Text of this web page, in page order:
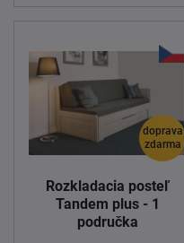
doprava
zdarma
Rozkladacia posteľ
Tandem plus - 1
područka